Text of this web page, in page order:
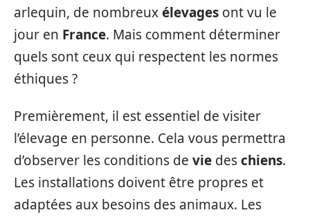
arlequin, de nombreuxélevages ont vu le
jour en France. Mais comment déterminer
quels sont ceux qui respectent les normes
éthiques ?
Premièrement, il est essentiel de visiter
l’élevage en personne. Cela vous permettra
d’observer les conditions de vie deschiens.
Les installations doivent être propres et
adaptées aux besoins des animaux. Les